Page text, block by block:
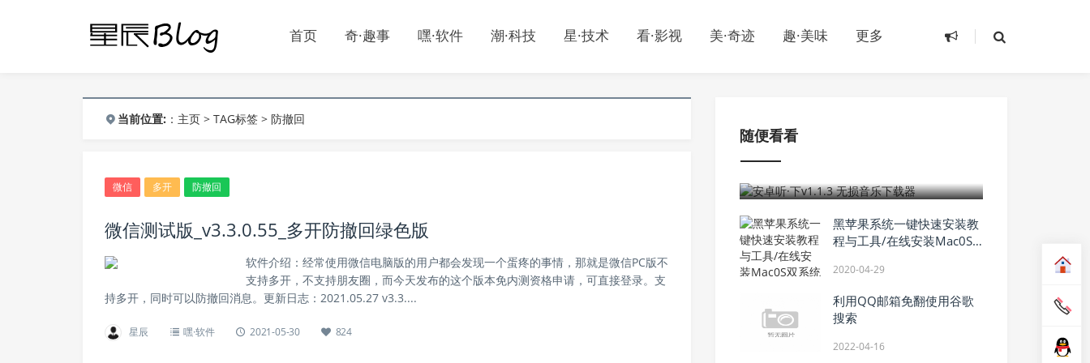
首页 奇·趣事 嘿·软件 潮·科技 星·技术 看·影视 美·奇迹 趣·美味 更多
当前位置: ： 主页 >TAG标签 > 防撤回
微信 多开 防撤回
微信测试版_v3.3.0.55_多开防撤回绿色版
软件介绍：经常使用微信电脑版的用户都会发现一个蛋疼的事情，那就是微信PC版不
支持多开，不支持朋友圈，而今天发布的这个版本免内测资格申请，可直接登录。支
持多开，同时可以防撤回消息。更新日志：2021.05.27 v3.3....
星辰 嘿·软件 2021-05-30 824
随便看看
黑苹果系统一键快速安装教
程与工具/在线安装Mac0S
2020-04-29
利用QQ邮箱免翻使用谷歌
搜索
2022-04-16